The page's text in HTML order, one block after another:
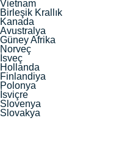
Vietnam
Birleşik Krallık
Kanada
Avustralya
Güney Afrika
Norveç
İsveç
Hollanda
Finlandiya
Polonya
İsviçre
Slovenya
Slovakya